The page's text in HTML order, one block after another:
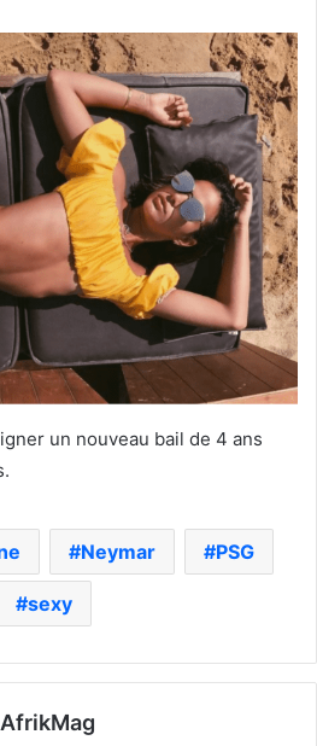
un nouveau bail de 4 ans
Neymar PSG
sexy
AfrikMag